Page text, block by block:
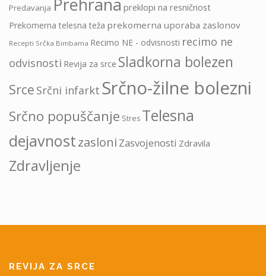
Predavanja preklopi na resničnost
Prekomerna telesna teža prekomerna uporaba zaslonov
Recepti Srčka Bimbama Recimo NE - odvisnosti recimo ne
odvisnosti Revija za srce Sladkorna bolezen
Srce Srčni infarkt Srčno-žilne bolezni
Srčno popuščanje Stres Telesna
dejavnostzasloni Zasvojenosti Zdravila
Zdravljenje
REVIJA ZA SRCE